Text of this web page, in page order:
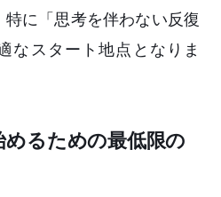
に「思考を伴わない反復
なスタート地点となりま
るための最低限の